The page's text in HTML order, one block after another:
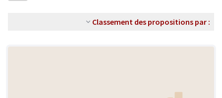
Classement des propositions par :